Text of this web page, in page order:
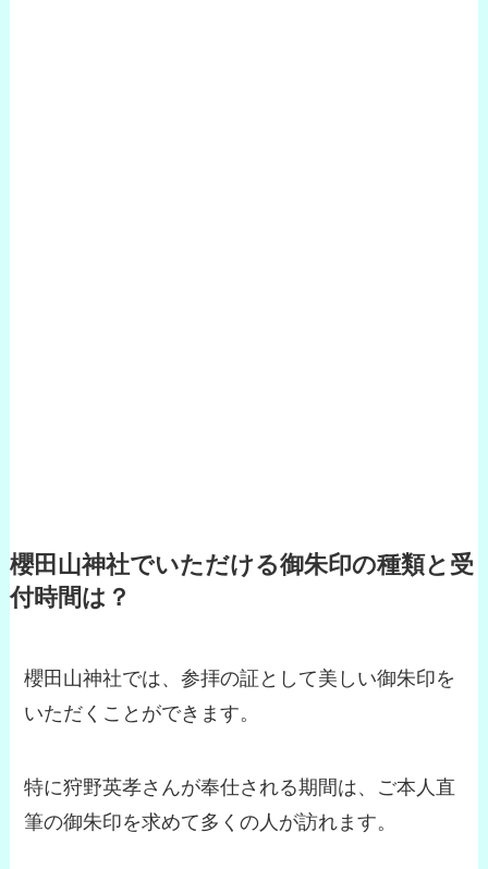
櫻田山神社でいただける御朱印の種類と受
付時間は？
櫻田山神社では、参拝の証として美しい御朱印を
いただくことができます。
特に狩野英孝さんが奉仕される期間は、ご本人直
筆の御朱印を求めて多くの人が訪れます。